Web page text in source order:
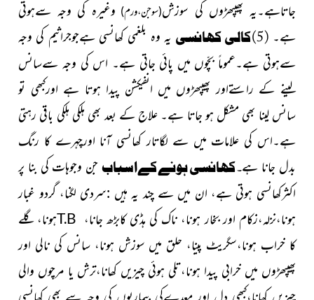
جاتاہے۔یہ پھیپھڑوں کی سوزش(سوجن،ورم) وغیرہ کی وجہ سےہوتی
ہے۔ (5)کالی کھانسی
یہ وہ بلغمی کھانسی ہےجوجراثیم کی وجہ
سےہوتی ہے۔عموماً بچّوں میں پائی جاتی ہے۔ اس کی وجہ سےسانس
لینے کے راستےاور پھیپھڑوں میں انفیکشن پیدا ہوتا ہے اورکبھی تو
سانس لینا بھی مشکل ہو جاتا ہے۔ علاج کے بعد بھی ہلکی ہلکی باقی رہتی
ہے۔اس کی علامات میں سے لگاتار کھانسی آنا اورچہرے کا رنگ
بدل جانا ہے۔کھانسی ہونےکےاسباب جن وجوہات کی بنا پر
اکثرکھانسی ہوتی ہے، ان میں سے چند یہ ہیں :سردی لگنا، گردو غبار
ہونا،نزلہ،زکام اور بخار ہونا، ناک کی ہڈی کابڑھ جانا، T.Bہونا، گلے
کا خراب ہونا،سگریٹ پینا، حلق میں سوزش ہونا، سانس کی نالی اور
پھیپھڑوں میں خرابی پیدا ہونا،تلی ہوئی چیزیں کھانا،ترش یا مرچوں والی
چیزیں کھانا،کبھی دل اور معدےکی بیماریوں کی وجہ سے بھی کھانسی